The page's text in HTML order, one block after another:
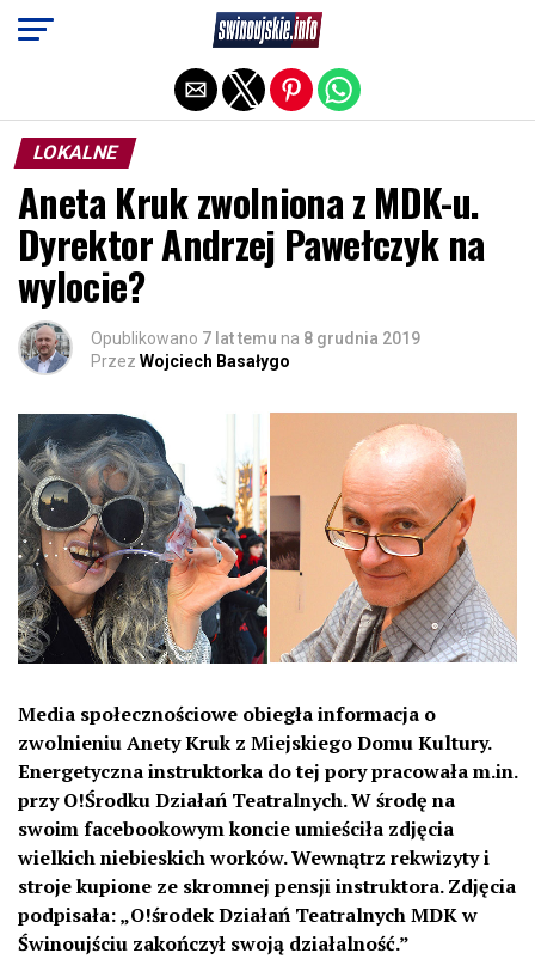
LOKALNE
Aneta Kruk zwolniona z MDK-u.
Dyrektor Andrzej Pawełczyk na
wylocie?
Opublikowano 7 lat temu na 8 grudnia 2019
Przez Wojciech Basałygo
Media społecznościowe obiegła informacja o
zwolnieniu Anety Kruk z Miejskiego Domu Kultury.
Energetyczna instruktorka do tej pory pracowała m.in.
przy O!Środku Działań Teatralnych. W środę na
swoim facebookowym koncie umieściła zdjęcia
wielkich niebieskich worków. Wewnątrz rekwizyty i
stroje kupione ze skromnej pensji instruktora. Zdjęcia
podpisała: „O!środek Działań Teatralnych MDK w
Świnoujściu zakończył swoją działalność.”
Exit mobile version